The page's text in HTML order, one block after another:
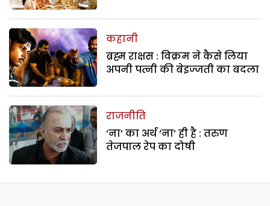
कहानी
ब्रह्म राक्षस : विक्रम ने कैसे लिया
अपनी पत्नी की बेइज्जती का बदला
राजनीति
‘ना’ का अर्थ ‘ना’ ही है : तरुण
तेजपाल रेप का दोषी